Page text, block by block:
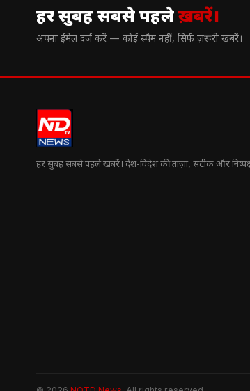
हर सुबह सबसे पहलेख़बरें।
अपना ईमेल दर्ज करें — कोई स्पैम नहीं, सिर्फ ज़रूरी खबरें।
हर सुबह सबसे पहले खबरें। देश-विदेश की ताज़ा, सटीक और